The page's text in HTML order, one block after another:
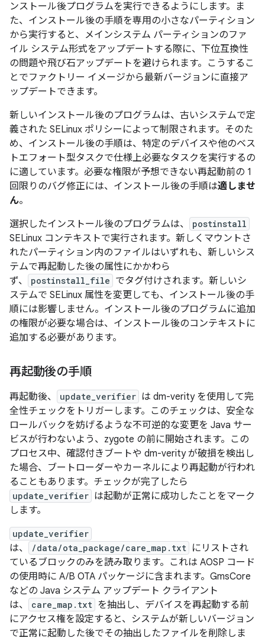
ンストール後プログラムを実行できるようにします。ま
た、インストール後の手順を専用の小さなパーティション
から実行すると、メインシステム パーティションのファ
イル システム形式をアップデートする際に、下位互換性
の問題や飛び石アップデートを避けられます。こうするこ
とでファクトリー イメージから最新バージョンに直接ア
ップデートできます。
新しいインストール後のプログラムは、古いシステムで定
義された SELinux ポリシーによって制限されます。そのた
め、インストール後の手順は、特定のデバイスや他のベス
トエフォート型タスクで仕様上必要なタスクを実行するの
に適しています。必要な権限が予想できない再起動前の 1
回限りのバグ修正には、インストール後の手順は適しませ
ん。
選択したインストール後のプログラムは、
postinstall
SELinux コンテキストで実行されます。新しくマウントさ
れたパーティション内のファイルはいずれも、新しいシス
テムで再起動した後の属性にかかわら
ず、
postinstall_file でタグ付けされます。新しいシ
ステムで SELinux 属性を変更しても、インストール後の手
順には影響しません。インストール後のプログラムに追加
の権限が必要な場合は、インストール後のコンテキストに
追加する必要があります。
再起動後の手順
再起動後、 update_verifier は dm-verity を使用して完
全性チェックをトリガーします。このチェックは、安全な
ロールバックを妨げるような不可逆的な変更を Java サー
ビスが行わないよう、zygote の前に開始されます。この
プロセス中、確認付きブートや dm-verity が破損を検出し
た場合、ブートローダーやカーネルにより再起動が行われ
ることもあります。チェックが完了したら
update_verifier は起動が正常に成功したことをマーク
します。
update_verifier
は、 /data/ota_package/care_map.txt にリストされ
ているブロックのみを読み取ります。これは AOSP コード
の使用時に A/B OTA パッケージに含まれます。GmsCore
などの Java システム アップデート クライアント
は、
care_map.txt を抽出し、デバイスを再起動する前
にアクセス権を設定すると、システムが新しいバージョン
で正常に起動した後でその抽出したファイルを削除しま